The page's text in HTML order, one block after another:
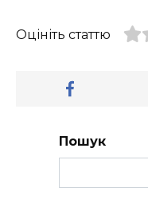
Оцініть статтю
Пошук